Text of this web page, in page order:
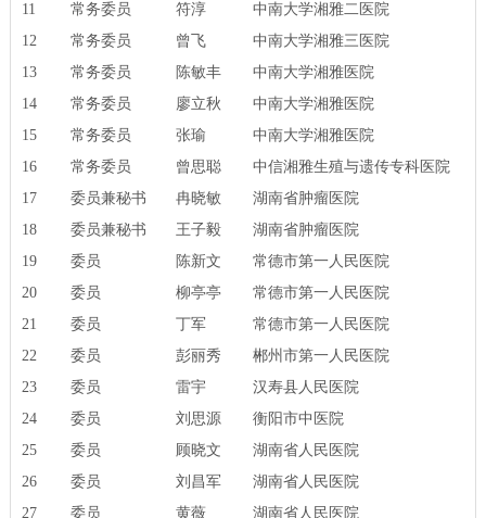
11
常务委员 符淳
中南大学湘雅二医院
12
常务委员 曾飞
中南大学湘雅三医院
13
常务委员 陈敏丰
中南大学湘雅医院
14
常务委员 廖立秋
中南大学湘雅医院
15
常务委员 张瑜
中南大学湘雅医院
16
常务委员 曾思聪
中信湘雅生殖与遗传专科医院
17
委员兼秘书 冉晓敏
湖南省肿瘤医院
18
委员兼秘书 王子毅
湖南省肿瘤医院
19
委员 陈新文
常德市第一人民医院
20
委员 柳亭亭
常德市第一人民医院
21
委员 丁军
常德市第一人民医院
22
委员 彭丽秀
郴州市第一人民医院
23
委员 雷宇
汉寿县人民医院
24
委员 刘思源
衡阳市中医院
25
委员 顾晓文
湖南省人民医院
26
委员 刘昌军
湖南省人民医院
27
委员 黄薇
湖南省人民医院